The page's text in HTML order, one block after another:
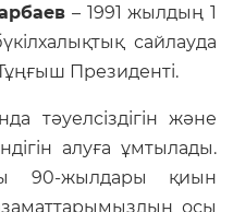
– 1991 жылдың 1
сайлауда
Президенті.
тәуелсіздігін және
алуға ұмтылады.
90-жылдары қиын
осы